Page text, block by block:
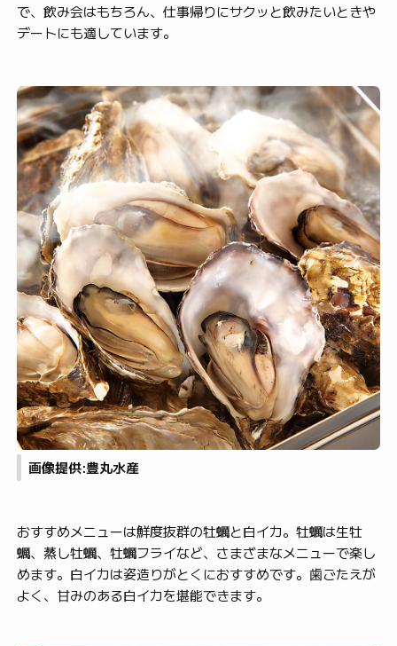
で、飲み会はもちろん、仕事帰りにサクッと飲みたいときや
デートにも適しています。
画像提供:豊丸水産
おすすめメニューは鮮度抜群の牡蠣と白イカ。牡蠣は生牡
蠣、蒸し牡蠣、牡蠣フライなど、さまざまなメニューで楽し
めます。白イカは姿造りがとくにおすすめです。歯ごたえが
よく、甘みのある白イカを堪能できます。